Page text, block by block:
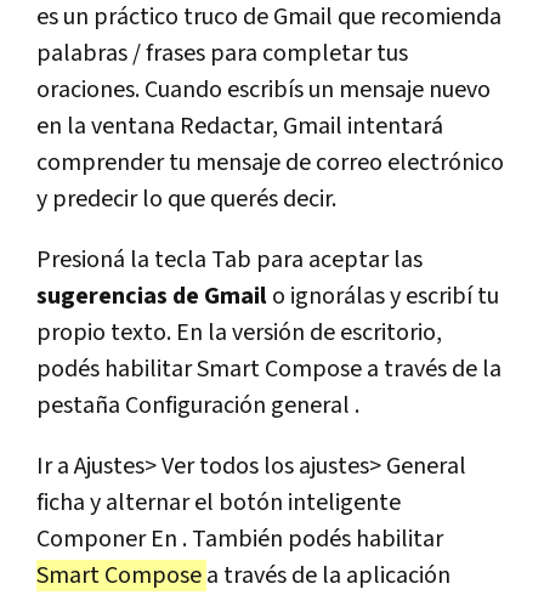
es un práctico truco de Gmail que recomienda
palabras / frases para completar tus
oraciones. Cuando escribís un mensaje nuevo
en la ventana Redactar, Gmail intentará
comprender tu mensaje de correo electrónico
y predecir lo que querés decir.
Presioná la tecla Tab para aceptar las
sugerencias de Gmailo ignorálas y escribí tu
propio texto. En la versión de escritorio,
podés habilitar Smart Compose a través de la
pestaña Configuración general .
Ir a Ajustes> Ver todos los ajustes> General
ficha y alternar el botón inteligente
Componer En . También podés habilitar
Smart Composea través de la aplicación